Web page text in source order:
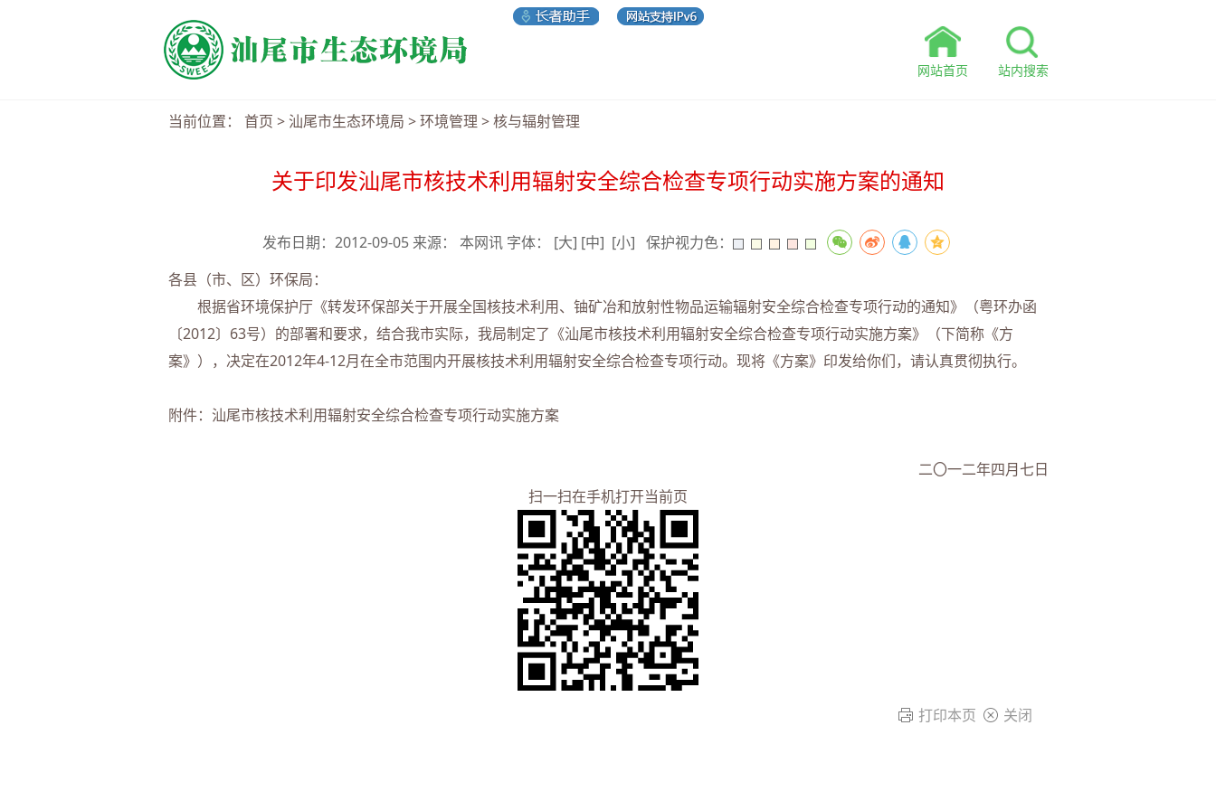
网站首页 站内搜索
当前位置： 首页 > 汕尾市生态环境局 >环境管理 >核与辐射管理
关于印发汕尾市核技术利用辐射安全综合检查专项行动实施方案的通知
发布日期：2012-09-05 来源： 本网讯 字体： [大] [中] [小] 保护视力色：
各县（市、区）环保局：
根据省环境保护厅《转发环保部关于开展全国核技术利用、铀矿冶和放射性物品运输辐射安全综合检查专项行动的通知》（粤环办函
〔2012〕63号）的部署和要求，结合我市实际，我局制定了《汕尾市核技术利用辐射安全综合检查专项行动实施方案》（下简称《方
案》），决定在2012年4-12月在全市范围内开展核技术利用辐射安全综合检查专项行动。现将《方案》印发给你们，请认真贯彻执行。
附件： 汕尾市核技术利用辐射安全综合检查专项行动实施方案
二〇一二年四月七日
扫一扫在手机打开当前页
打印本页 关闭